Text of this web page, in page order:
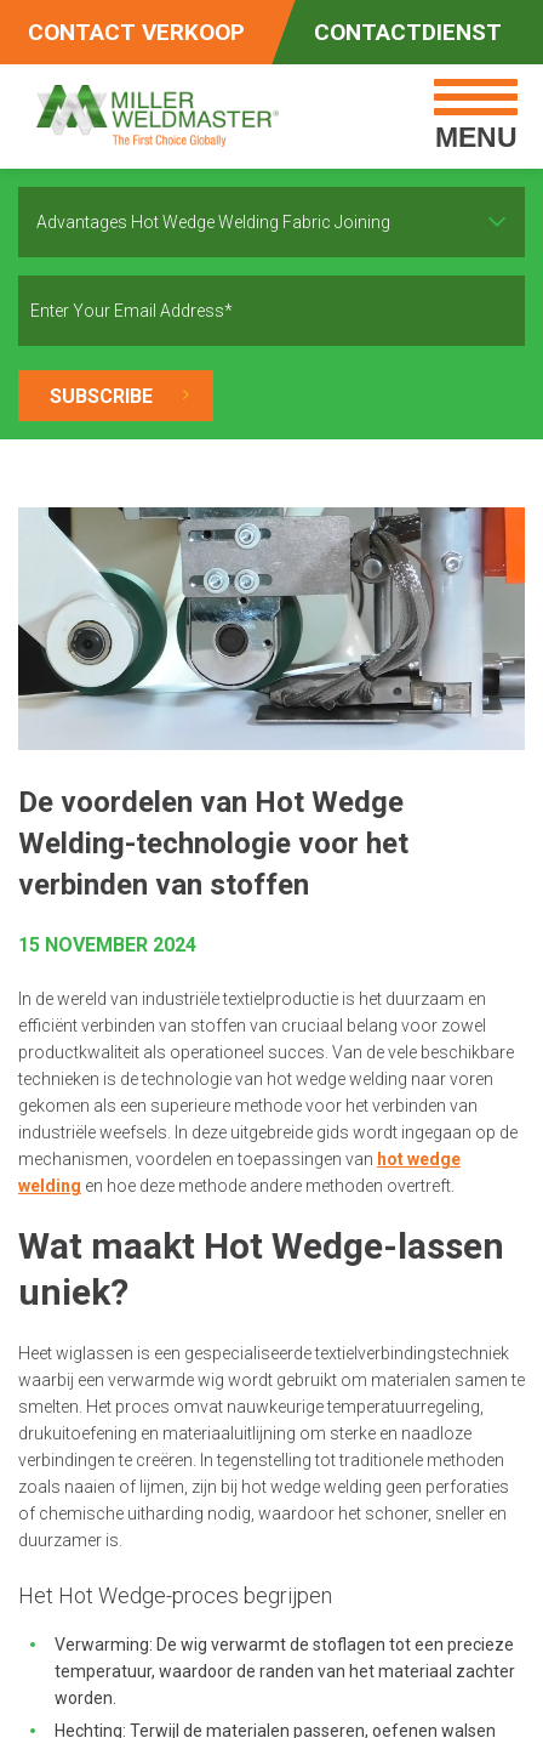
CONTACT VERKOOP CONTACTDIENST
MENU
Advantages Hot Wedge Welding Fabric Joining
De voordelen van Hot Wedge
Welding-technologie voor het
verbinden van stoffen
15 NOVEMBER 2024
In de wereld van industriële textielproductie is het duurzaam en
efficiënt verbinden van stoffen van cruciaal belang voor zowel
productkwaliteit als operationeel succes. Van de vele beschikbare
technieken is de technologie van hot wedge welding naar voren
gekomen als een superieure methode voor het verbinden van
industriële weefsels. In deze uitgebreide gids wordt ingegaan op de
mechanismen, voordelen en toepassingen van hot wedge
welding en hoe deze methode andere methoden overtreft.
Wat maakt Hot Wedge-lassen
uniek?
Heet wiglassen is een gespecialiseerde textielverbindingstechniek
waarbij een verwarmde wig wordt gebruikt om materialen samen te
smelten. Het proces omvat nauwkeurige temperatuurregeling,
drukuitoefening en materiaaluitlijning om sterke en naadloze
verbindingen te creëren. In tegenstelling tot traditionele methoden
zoals naaien of lijmen, zijn bij hot wedge welding geen perforaties
of chemische uitharding nodig, waardoor het schoner, sneller en
duurzamer is.
Het Hot Wedge-proces begrijpen
Verwarming: De wig verwarmt de stoflagen tot een precieze
temperatuur, waardoor de randen van het materiaal zachter
worden.
Hechting: Terwijl de materialen passeren, oefenen walsen